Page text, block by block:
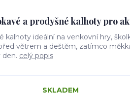
a prodyšné kalhoty pro
kalhoty ideální na venkovní hry,
větrem a deštěm, zatímco
den. celý popis
SKLADEM